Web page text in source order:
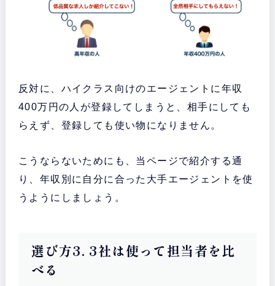
反対に、ハイクラス向けのエージェントに年収
400万円の人が登録してしまうと、相手にしても
らえず、登録しても使い物になりません。
こうならないためにも、当ページで紹介する通
り、年収別に自分に合った大手エージェントを使
うようにしましょう。
選び方3. 3社は使って担当者を比
べる